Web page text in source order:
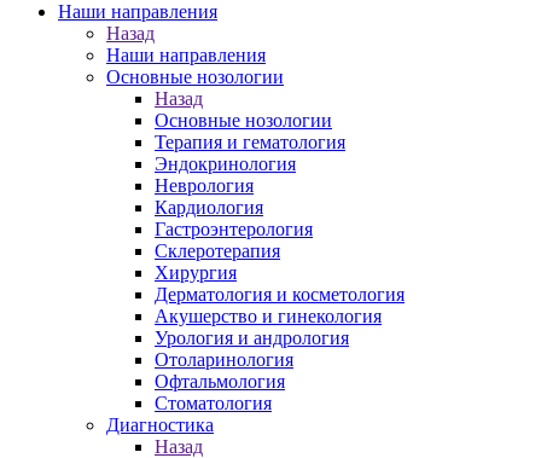
Наши направления
Назад
Наши направления
Основные нозологии
Назад
Основные нозологии
Терапия и гематология
Эндокринология
Неврология
Кардиология
Гастроэнтерология
Склеротерапия
Хирургия
Дерматология и косметология
Акушерство и гинекология
Урология и андрология
Отоларинология
Офтальмология
Стоматология
Диагностика
Назад